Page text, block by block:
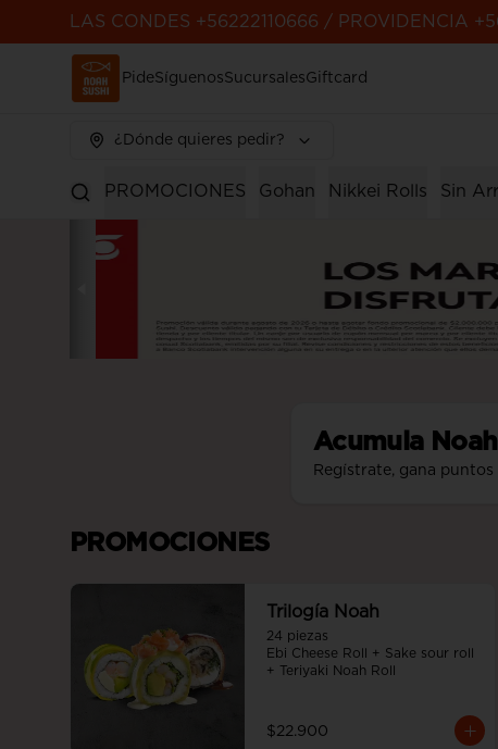
LAS CONDES +56222110666 / PROVIDENCIA
PideSíguenosSucursalesGiftcard
¿Dónde quieres pedir?
PROMOCIONES Gohan Nikkei Rolls Sin
Acumula
Regístrate, gana
PROMOCIONES
Trilogía Noah
24 piezas
Ebi Cheese Roll + Sake sour roll
+ Teriyaki Noah Roll
$22.900